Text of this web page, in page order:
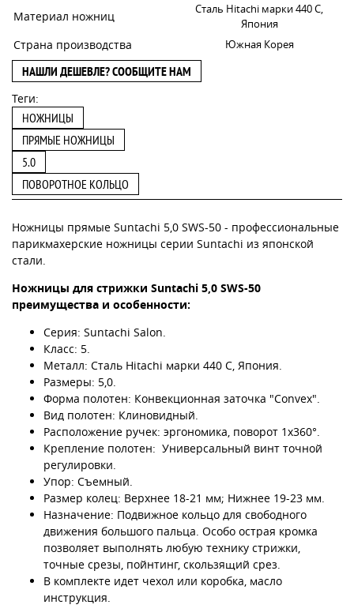
Материал ножниц
Сталь Hitachi марки 440 С,
Япония
Страна производства Южная Корея
НАШЛИ ДЕШЕВЛЕ? СООБЩИТЕ НАМ
Теги:
НОЖНИЦЫ
ПРЯМЫЕ НОЖНИЦЫ
5.0
ПОВОРОТНОЕ КОЛЬЦО
Ножницы прямые Suntachi 5,0 SWS-50 - профессиональные
парикмахерские ножницы серии Suntachi из японской
стали.
Ножницы для стрижки Suntachi 5,0 SWS-50
преимущества и особенности:
Серия: Suntachi Salon.
Класс: 5.
Металл: Сталь Hitachi марки 440 С, Япония.
Размеры: 5,0.
Форма полотен: Конвекционная заточка "Convex".
Вид полотен: Клиновидный.
Расположение ручек: эргономика, поворот 1х360°.
Крепление полотен: Универсальный винт точной
регулировки.
Упор: Съемный.
Размер колец: Верхнее 18-21 мм; Нижнее 19-23 мм.
Назначение: Подвижное кольцо для свободного
движения большого пальца. Особо острая кромка
позволяет выполнять любую технику стрижки,
точные срезы, пойнтинг, скользящий срез.
В комплекте идет чехол или коробка, масло
инструкция.